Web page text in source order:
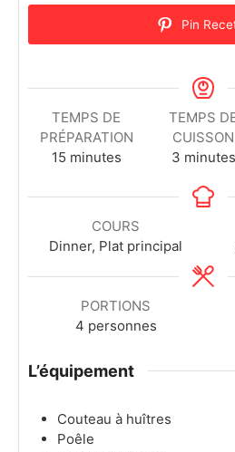
Pin
TEMPS DE
PRÉPARATION
15 minutes
TEMPS
CUISSON
3 minutes
COURS
Dinner, Plat principal
PORTIONS
4 personnes
L’équipement
Couteau à huîtres
Poêle